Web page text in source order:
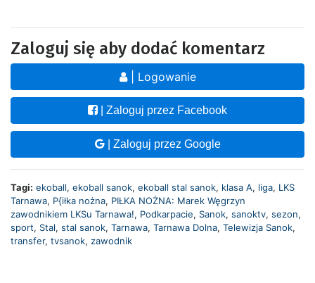
Zaloguj się aby dodać komentarz
| Logowanie
| Zaloguj przez Facebook
| Zaloguj przez Google
Tagi: ekoball, ekoball sanok, ekoball stal sanok, klasa A, liga, LKS
Tarnawa, P{iłka nożna, PIŁKA NOŻNA: Marek Węgrzyn
zawodnikiem LKSu Tarnawa!, Podkarpacie, Sanok, sanoktv, sezon,
sport, Stal, stal sanok, Tarnawa, Tarnawa Dolna, Telewizja Sanok,
transfer, tvsanok, zawodnik